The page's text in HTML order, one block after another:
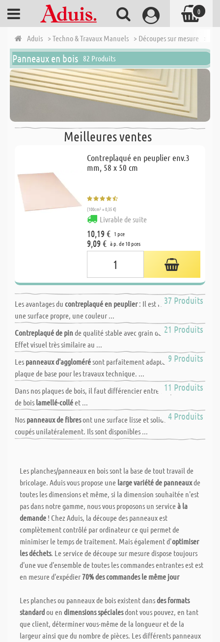
Aduis > Techno & Travaux Manuels > Découpes sur mesure >
Panneaux en bois 82 Produits
Meilleures ventes
Contreplaqué en peuplier env.3
mm, 58 x 50 cm
(100cm² = 0,35 €)
Livrable de suite
10,19 € 1 pce
9,09 € à p. de 10 pces
37 Produits
Les avantages du contreplaqué en peuplier: Il est facile à scier, a
une surface propre, une couleur ...
21 Produits
Contreplaqué en pin
Contreplaqué de pinde qualité stable avec grain de bois distinctif.
Effet visuel très similaire au ...
9 Produits
Aggloméré
Les panneaux d'agglomérésont parfaitement adaptés comme
plaque de base pour les travaux technique. ...
11 Produits
Lamellés-collés
Dans nos plaques de bois, il faut différencier entre les panneaux
de bois lamellé-colléet ...
4 Produits
Panneaux de fibres
Nos panneaux de fibresont une surface lisse et solide et sont
coupés unilatéralement. Ils sont disponibles ...
Les planches/panneaux en bois sont la base de tout travail de
bricolage. Aduis vous propose une large variété de panneauxde
toutes les dimensions et même, si la dimension souhaitée n'est
pas dans notre gamme, nous vous proposons un serviceà la
demande ! Chez Aduis, la découpe des panneaux est
complètement contrôlé par ordinateur ce qui permet de
minimiser le temps de traitement. Mais également d'optimiser
les déchets. Le service de découpe sur mesure dispose toujours
d'une vue d'ensemble de toutes les commandes entrantes est est
en mesure d'expédier70% des commandes le même jour
Les planches ou panneaux de bois existent dansdes formats
standardou en dimensions spécialesdont vous pouvez, en tant
que client, déterminer vous-même de la longueur et de la
largeur ainsi que du nombre de pièces. Les différents panneaux
0